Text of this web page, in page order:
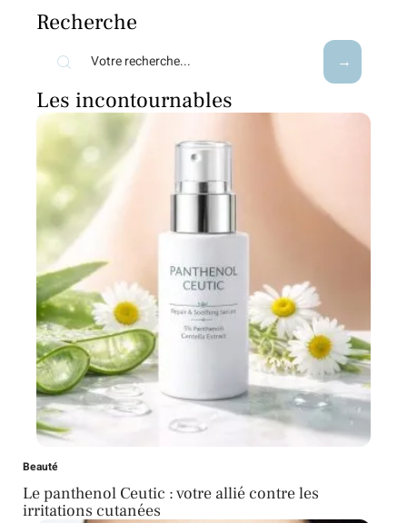
Recherche
Les incontournables
Beauté
Le panthenol Ceutic : votre allié contre les
irritations cutanées